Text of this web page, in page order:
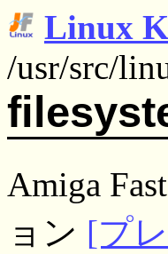
Linux
/usr/src/
Amiga
ョン [プ